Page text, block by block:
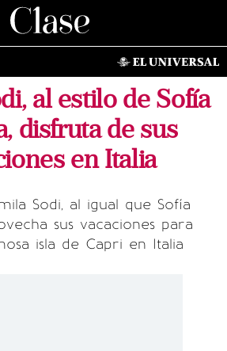
al estilo de Sofía
disfruta de sus
en Italia
Sodi, al igual que Sofía
sus vacaciones para
isla de Capri en Italia